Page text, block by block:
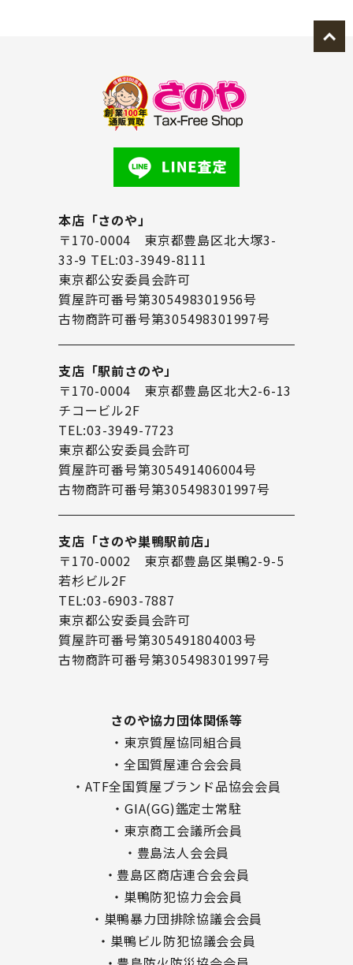
本店「さのや」
〒170-0004 東京都豊島区北大塚3-
33-9 TEL:03-3949-8111
東京都公安委員会許可
質屋許可番号第305498301956号
古物商許可番号第305498301997号
支店「駅前さのや」
〒170-0004 東京都豊島区北大2-6-13
チコービル2F
TEL:03-3949-7723
東京都公安委員会許可
質屋許可番号第305491406004号
古物商許可番号第305498301997号
支店「さのや巣鴨駅前店」
〒170-0002 東京都豊島区巣鴨2-9-5
若杉ビル2F
TEL:03-6903-7887
東京都公安委員会許可
質屋許可番号第305491804003号
古物商許可番号第305498301997号
さのや協力団体関係等
・東京質屋協同組合員
・全国質屋連合会会員
・ATF全国質屋ブランド品協会会員
・GIA(GG)鑑定士常駐
・東京商工会議所会員
・豊島法人会会員
・豊島区商店連合会会員
・巣鴨防犯協力会会員
・巣鴨暴力団排除協議会会員
・巣鴨ビル防犯協議会会員